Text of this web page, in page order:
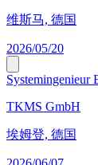
维斯马, 德国
2026/05/20
TKMS GmbH
埃姆登, 德国